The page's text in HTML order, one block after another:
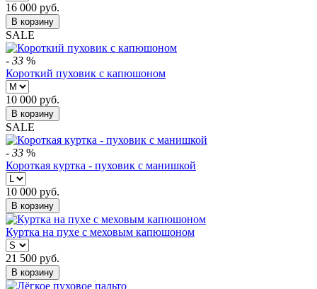
16 000 руб.
В корзину
SALE
- 33 %
Короткий пуховик с капюшоном
10 000 руб.
В корзину
SALE
- 33 %
Короткая куртка - пуховик с манишкой
10 000 руб.
В корзину
Куртка на пухе с меховым капюшоном
21 500 руб.
В корзину